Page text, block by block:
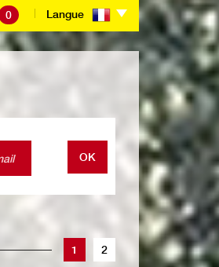
0 Langue
OK
1 2